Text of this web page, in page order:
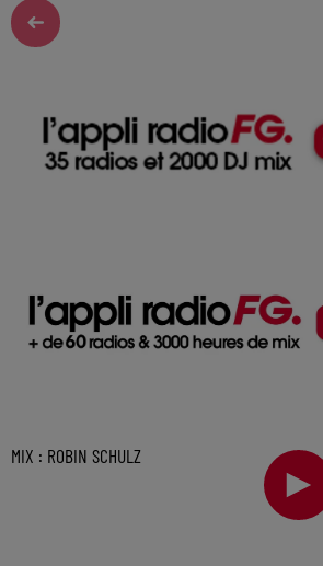
MIX : ROBIN SCHULZ